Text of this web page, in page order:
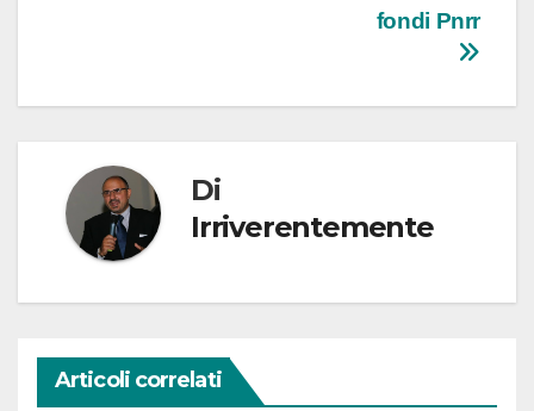
fondi Pnrr
Di
Irriverentemente
Articoli correlati